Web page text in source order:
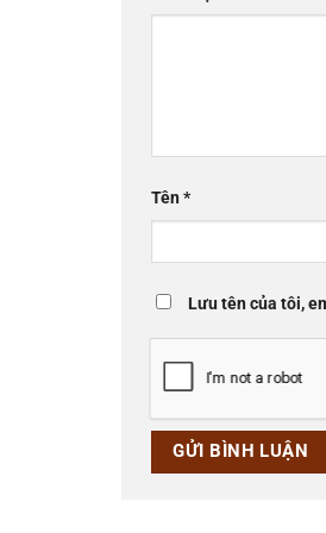
Tên*
Lưu tên của tôi,